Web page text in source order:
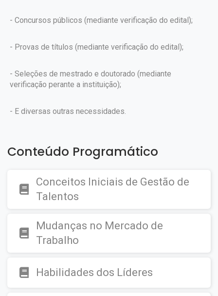
- Concursos públicos (mediante verificação do edital);
- Provas de títulos (mediante verificação do edital);
- Seleções de mestrado e doutorado (mediante
verificação perante a instituição);
- E diversas outras necessidades.
Conteúdo Programático
Conceitos Iniciais de Gestão de
Talentos
Mudanças no Mercado de
Trabalho
Habilidades dos Líderes